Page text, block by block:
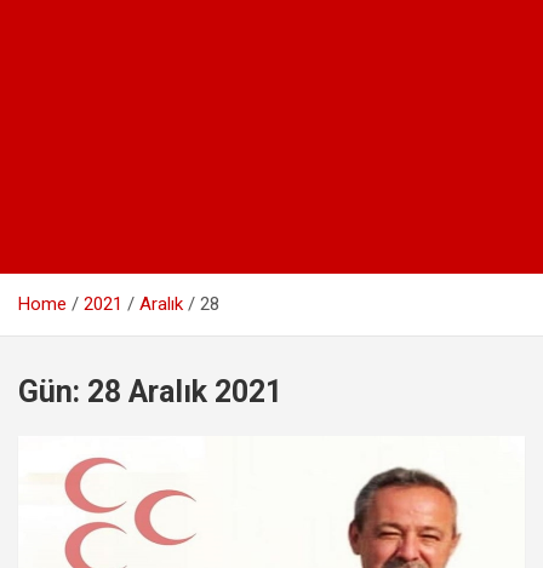
Home 2021 Aralık 28
Gün: 28 Aralık 2021